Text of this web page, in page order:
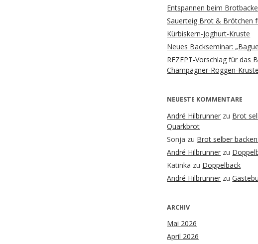
Entspannen beim
Sauerteig Brot & Brötchen
Kürbiskern-Joghurt-Kruste
Neues Backseminar:
REZEPT-Vorschlag für das
Champagner-Roggen-Kruste
NEUESTE KOMMENTARE
André Hilbrunner zu Brot
Quarkbrot
Sonja zu Brot selber
André Hilbrunner zu
Katinka zu Doppelback
André Hilbrunner zu
ARCHIV
Mai 2026
April 2026